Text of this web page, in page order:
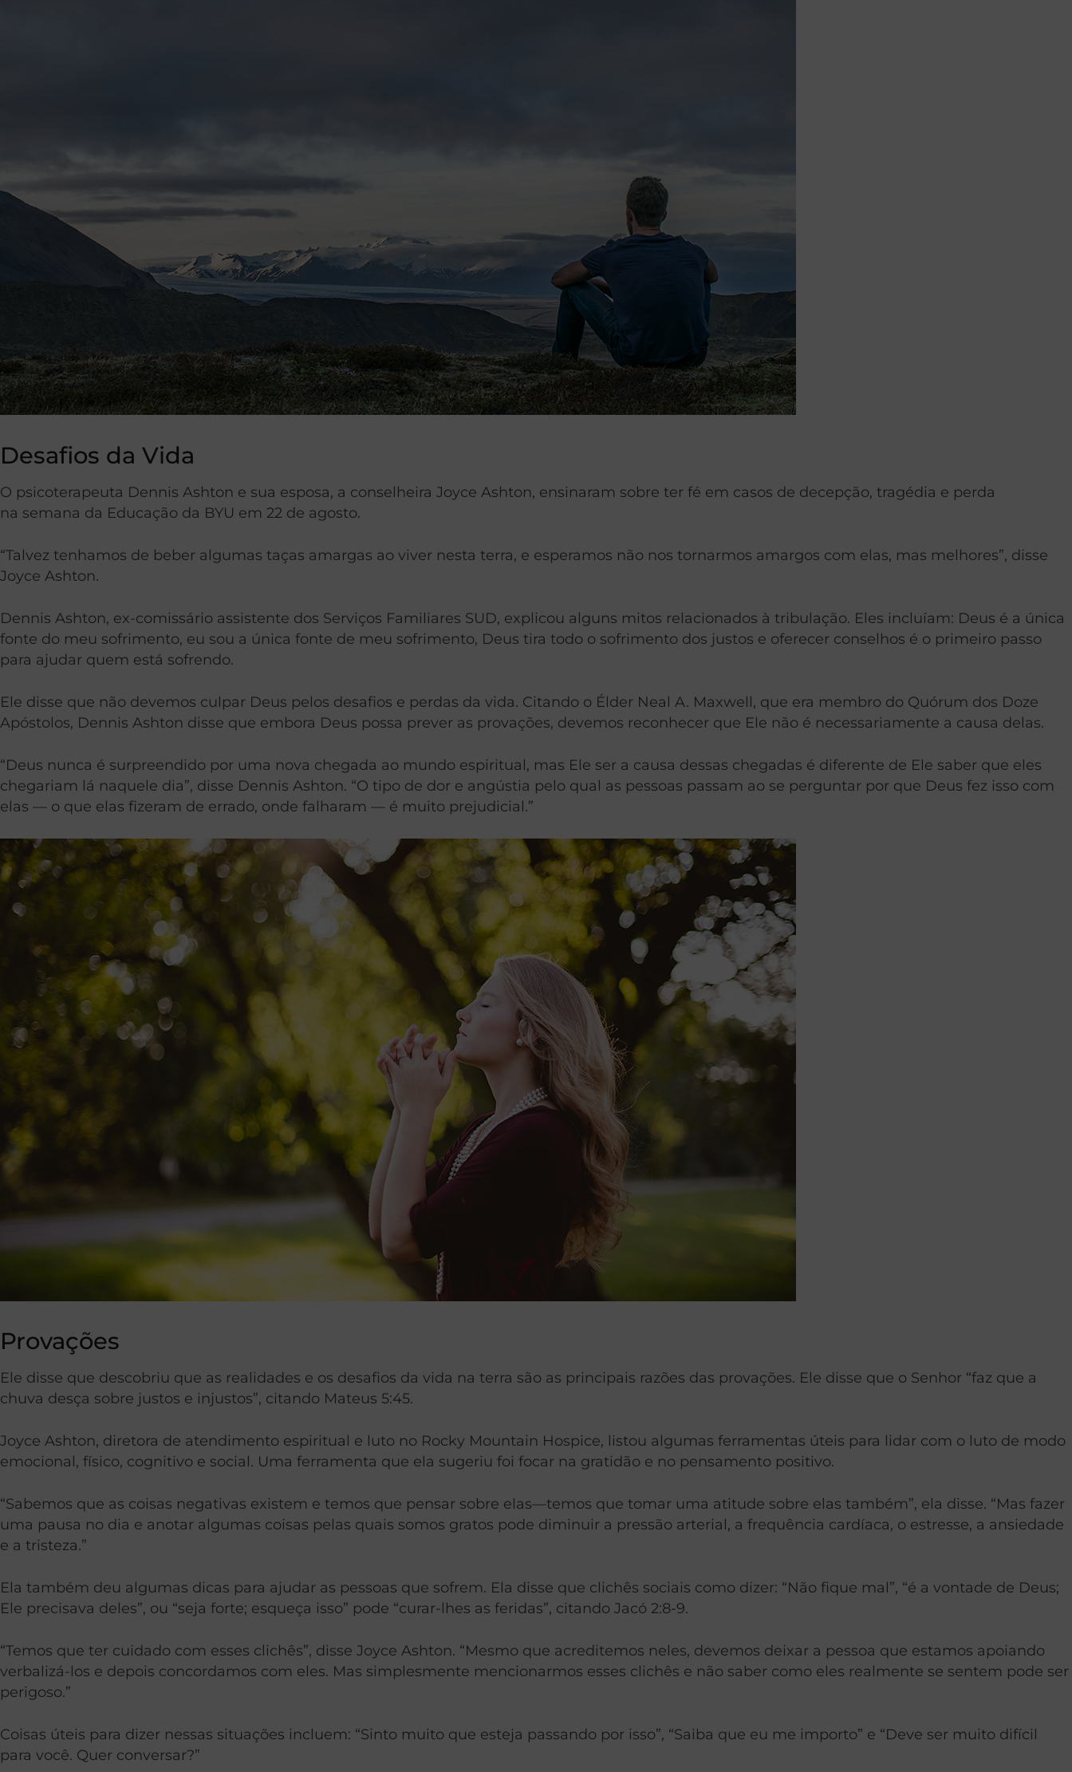
Desafios da Vida
O psicoterapeuta Dennis Ashton e sua esposa, a conselheira Joyce Ashton, ensinaram sobre ter fé em casos de decepção, tragédia e perda
na semana da Educação da BYU em 22 de agosto.
“Talvez tenhamos de beber algumas taças amargas ao viver nesta terra, e esperamos não nos tornarmos amargos com elas, mas melhores”, disse
Joyce Ashton.
Dennis Ashton, ex-comissário assistente dos Serviços Familiares SUD, explicou alguns mitos relacionados à tribulação. Eles incluíam: Deus é a única
fonte do meu sofrimento, eu sou a única fonte de meu sofrimento, Deus tira todo o sofrimento dos justos e oferecer conselhos é o primeiro passo
para ajudar quem está sofrendo.
Ele disse que não devemos culpar Deus pelos desafios e perdas da vida. Citando o Élder Neal A. Maxwell, que era membro do Quórum dos Doze
Apóstolos, Dennis Ashton disse que embora Deus possa prever as provações, devemos reconhecer que Ele não é necessariamente a causa delas.
“Deus nunca é surpreendido por uma nova chegada ao mundo espiritual, mas Ele ser a causa dessas chegadas é diferente de Ele saber que eles
chegariam lá naquele dia”, disse Dennis Ashton. “O tipo de dor e angústia pelo qual as pessoas passam ao se perguntar por que Deus fez isso com
elas — o que elas fizeram de errado, onde falharam — é muito prejudicial.”
Provações
Ele disse que descobriu que as realidades e os desafios da vida na terra são as principais razões das provações. Ele disse que o Senhor “faz que a
chuva desça sobre justos e injustos”, citando Mateus 5:45.
Joyce Ashton, diretora de atendimento espiritual e luto no Rocky Mountain Hospice, listou algumas ferramentas úteis para lidar com o luto de modo
emocional, físico, cognitivo e social. Uma ferramenta que ela sugeriu foi focar na gratidão e no pensamento positivo.
“Sabemos que as coisas negativas existem e temos que pensar sobre elas—temos que tomar uma atitude sobre elas também”, ela disse. “Mas fazer
uma pausa no dia e anotar algumas coisas pelas quais somos gratos pode diminuir a pressão arterial, a frequência cardíaca, o estresse, a ansiedade
e a tristeza.”
Ela também deu algumas dicas para ajudar as pessoas que sofrem. Ela disse que clichês sociais como dizer: “Não fique mal”, “é a vontade de Deus;
Ele precisava deles”, ou “seja forte; esqueça isso” pode “curar-lhes as feridas”, citando Jacó 2:8-9.
“Temos que ter cuidado com esses clichês”, disse Joyce Ashton. “Mesmo que acreditemos neles, devemos deixar a pessoa que estamos apoiando
verbalizá-los e depois concordamos com eles. Mas simplesmente mencionarmos esses clichês e não saber como eles realmente se sentem pode ser
perigoso.”
Coisas úteis para dizer nessas situações incluem: “Sinto muito que esteja passando por isso”, “Saiba que eu me importo” e “Deve ser muito difícil
para você. Quer conversar?”